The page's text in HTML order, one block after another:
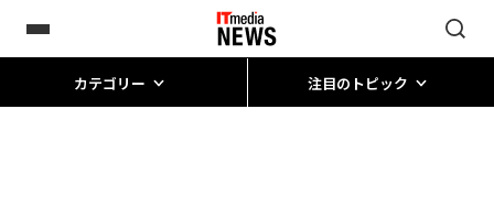
カテゴリー 注目のトピック